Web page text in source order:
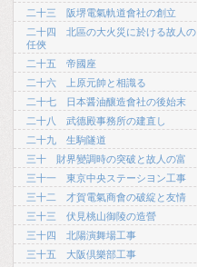
二十三 阪堺電氣軌道會社の創立
二十四 北區の大火災に於ける故人の
任俠
二十五 帝國座
二十六 上原元帥と相識る
二十七 日本醤油釀造會社の後始末
二十八 武德殿事務所の建直し
二十九 生駒隧道
三十 財界變調時の突破と故人の富
三十一 東京中央ステーシヨン工事
三十二 才賀電氣商會の破綻と友情
三十三 伏見桃山御陵の造營
三十四 北陽演舞場工事
三十五 大阪倶樂部工事